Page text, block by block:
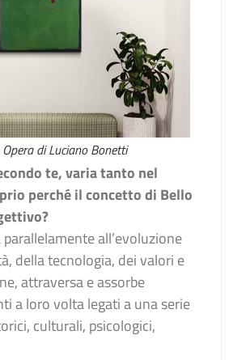
Opera di Luciano Bonetti
te, varia tanto nel
perché il concetto di Bello
all’evoluzione
della tecnologia, dei valori e
attraversa e assorbe
a loro volta legati a una serie
culturali, psicologici,